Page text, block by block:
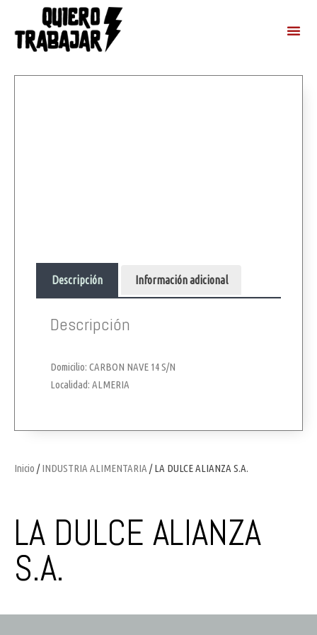
Inicio /INDUSTRIA ALIMENTARIA / LA DULCE ALIANZA S.A.
LA DULCE ALIANZA
S.A.
Descripción Información adicional
Descripción
Domicilio: CARBON NAVE 14 S/N
Localidad: ALMERIA